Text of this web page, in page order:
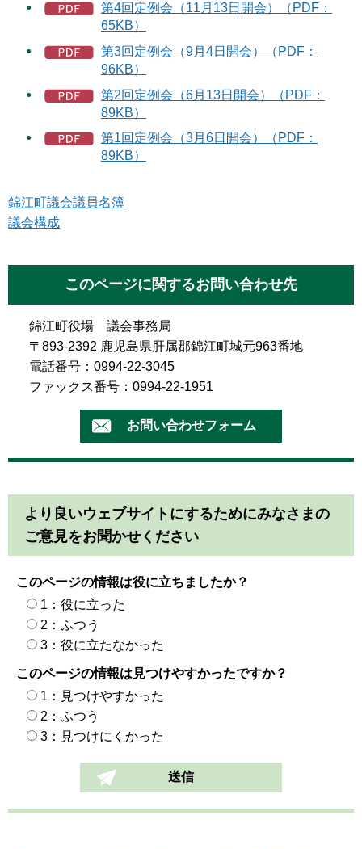
第4回定例会（11月13日開会）（PDF：
65KB）
第3回定例会（9月4日開会）（PDF：
96KB）
第2回定例会（6月13日開会）（PDF：
89KB）
第1回定例会（3月6日開会）（PDF：
89KB）
錦江町議会議員名簿
議会構成
このページに関するお問い合わせ先
錦江町役場 議会事務局
〒893-2392 鹿児島県肝属郡錦江町城元963番地
電話番号：0994-22-3045
ファックス番号：0994-22-1951
より良いウェブサイトにするためにみなさまの
ご意見をお聞かせください
このページの情報は役に立ちましたか？
1：役に立った
2：ふつう
3：役に立たなかった
このページの情報は見つけやすかったですか？
1：見つけやすかった
2：ふつう
3：見つけにくかった